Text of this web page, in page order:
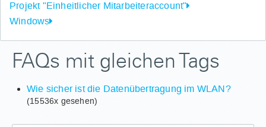
Projekt "Einheitlicher Mitarbeiteraccount"
Windows
FAQs mit gleichen Tags
Wie sicher ist die Datenübertragung im WLAN?
(15536x gesehen)